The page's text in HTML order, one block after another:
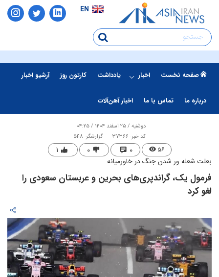
EN
صفحه نخست اخبار یادداشت کارتون روز آرشیو اخبار
درباره ما تماس با ما اخبار آهن‌آلات
دوشنبه / ۲۵ اسفند ۱۴۰۴ / ۰۴:۲۵
کد خبر: 37366
گزارشگر: 548
۵۶ ۰ ۰ ۱
بعلت شعله ور شدن جنگ در خاورمیانه
​فرمول یک، گراندپری‌های بحرین و عربستان سعودی را
لغو کرد